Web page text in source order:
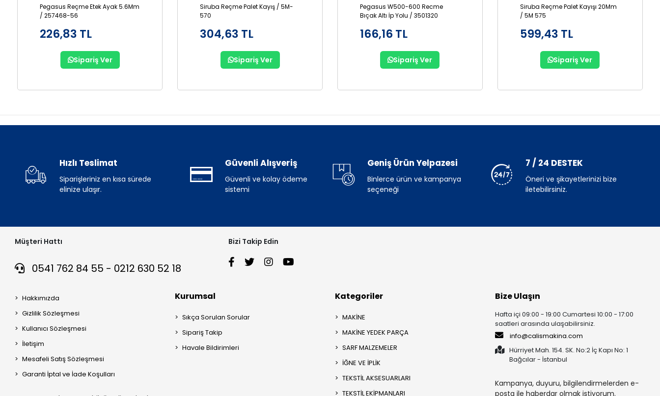
Pegasus Reçme Etek Ayak 5.6Mm
/ 257468-56
226,83 TL
Sipariş Ver
Siruba Reçme Palet Kayış / 5M-
570
304,63 TL
Sipariş Ver
Pegasus W500-600 Recme
Bıçak Altı İp Yolu / 3501320
166,16 TL
Sipariş Ver
Siruba Reçme Palet Kayışı 20Mm
/ 5M 575
599,43 TL
Sipariş Ver
Hızlı Teslimat
Siparişleriniz en kısa sürede
elinize ulaşır.
Güvenli Alışveriş
Güvenli ve kolay ödeme
sistemi
Geniş Ürün Yelpazesi
Binlerce ürün ve kampanya
seçeneği
7 / 24 DESTEK
Öneri ve şikayetlerinizi bize
iletebilirsiniz.
Müşteri Hattı
0541 762 84 55 - 0212 630 52 18
Bizi Takip Edin
Hakkımızda
Gizlilik Sözleşmesi
Kullanıcı Sözleşmesi
İletişim
Mesafeli Satış Sözleşmesi
Garanti İptal ve İade Koşulları
Kurumsal
Sıkça Sorulan Sorular
Sipariş Takip
Havale Bildirimleri
Kategoriler
MAKİNE
MAKİNE YEDEK PARÇA
SARF MALZEMELER
İĞNE VE İPLİK
TEKSTİL AKSESUARLARI
TEKSTİL EKİPMANLARI
Bize Ulaşın
Hafta içi 09:00 - 19:00 Cumartesi 10:00 - 17:00
saatleri arasında ulaşabilirsiniz.
info@calismakina.com
Hürriyet Mah. 154. SK. No:2 İç Kapı No: 1
Bağcılar - İstanbul
Kampanya, duyuru, bilgilendirmelerden e-
posta ile haberdar olmak istiyorum.